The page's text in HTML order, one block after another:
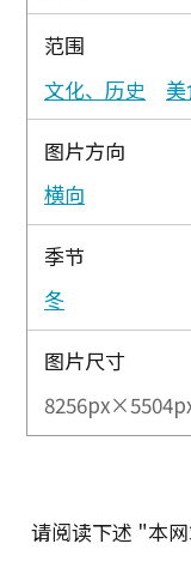
范围
文化、历史
图片方向
横向
季节
冬
图片尺寸
请阅读下述 "本